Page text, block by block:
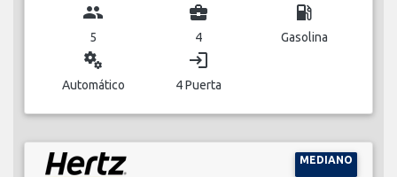
group
5
business_center
4
local_gas_station
Gasolina
miscellaneous_services
Automático
login
4 Puerta
MEDIANO